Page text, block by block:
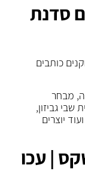
סדנת
כותבים
מבחר
גביזון,
יוצרים
| עכו